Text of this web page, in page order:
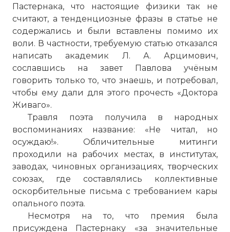
Пастернака, что настоящие физики так не
считают, а тенденциозные фразы в статье не
содержались и были вставлены помимо их
воли. В частности, требуемую статью отказался
написать академик Л. А. Арцимович,
сославшись на завет Павлова учёным
говорить только то, что знаешь, и потребовал,
чтобы ему дали для этого прочесть «Доктора
Живаго».
Травля поэта получила в народных
воспоминаниях название: «Не читал, но
осуждаю!». Обличительные митинги
проходили на рабочих местах, в институтах,
заводах, чиновных организациях, творческих
союзах, где составлялись коллективные
оскорбительные письма с требованием кары
опального поэта.
Несмотря на то, что премия была
присуждена Пастернаку «за значительные
☓